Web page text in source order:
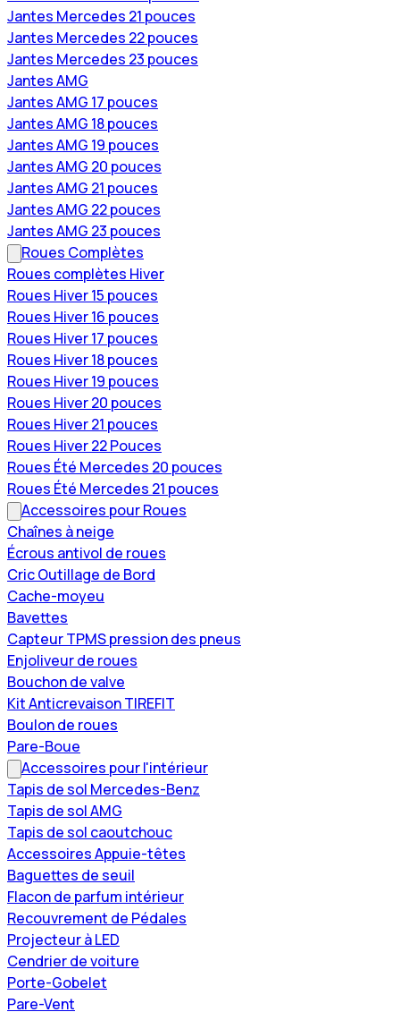
Jantes Mercedes 21 pouces
Jantes Mercedes 22 pouces
Jantes Mercedes 23 pouces
Jantes AMG
Jantes AMG 17 pouces
Jantes AMG 18 pouces
Jantes AMG 19 pouces
Jantes AMG 20 pouces
Jantes AMG 21 pouces
Jantes AMG 22 pouces
Jantes AMG 23 pouces
Roues Complètes
Roues complètes Hiver
Roues Hiver 15 pouces
Roues Hiver 16 pouces
Roues Hiver 17 pouces
Roues Hiver 18 pouces
Roues Hiver 19 pouces
Roues Hiver 20 pouces
Roues Hiver 21 pouces
Roues Hiver 22 Pouces
Roues Été Mercedes 20 pouces
Roues Été Mercedes 21 pouces
Accessoires pour Roues
Chaînes à neige
Écrous antivol de roues
Cric Outillage de Bord
Cache-moyeu
Bavettes
Capteur TPMS pression des pneus
Enjoliveur de roues
Bouchon de valve
Kit Anticrevaison TIREFIT
Boulon de roues
Pare-Boue
Accessoires pour l'intérieur
Tapis de sol Mercedes-Benz
Tapis de sol AMG
Tapis de sol caoutchouc
Accessoires Appuie-têtes
Baguettes de seuil
Flacon de parfum intérieur
Recouvrement de Pédales
Projecteur à LED
Cendrier de voiture
Porte-Gobelet
Pare-Vent